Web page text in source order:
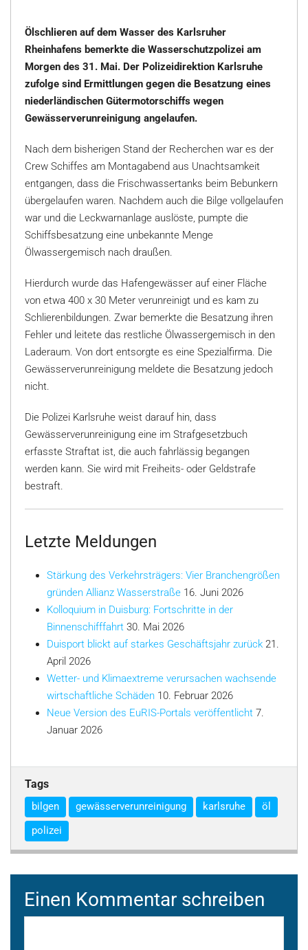
Ölschlieren auf dem Wasser des Karlsruher
Rheinhafens bemerkte die Wasserschutzpolizei am
Morgen des 31. Mai. Der Polizeidirektion Karlsruhe
zufolge sind Ermittlungen gegen die Besatzung eines
niederländischen Gütermotorschiffs wegen
Gewässerverunreinigung angelaufen.
Nach dem bisherigen Stand der Recherchen war es der
Crew Schiffes am Montagabend aus Unachtsamkeit
entgangen, dass die Frischwassertanks beim Bebunkern
übergelaufen waren. Nachdem auch die Bilge vollgelaufen
war und die Leckwarnanlage auslöste, pumpte die
Schiffsbesatzung eine unbekannte Menge
Ölwassergemisch nach draußen.
Hierdurch wurde das Hafengewässer auf einer Fläche
von etwa 400 x 30 Meter verunreinigt und es kam zu
Schlierenbildungen. Zwar bemerkte die Besatzung ihren
Fehler und leitete das restliche Ölwassergemisch in den
Laderaum. Von dort entsorgte es eine Spezialfirma. Die
Gewässerverunreinigung meldete die Besatzung jedoch
nicht.
Die Polizei Karlsruhe weist darauf hin, dass
Gewässerverunreinigung eine im Strafgesetzbuch
erfasste Straftat ist, die auch fahrlässig begangen
werden kann. Sie wird mit Freiheits- oder Geldstrafe
bestraft.
Letzte Meldungen
Stärkung des Verkehrsträgers: Vier Branchengrößen
gründen Allianz Wasserstraße 16. Juni 2026
Kolloquium in Duisburg: Fortschritte in der
Binnenschifffahrt 30. Mai 2026
Duisport blickt auf starkes Geschäftsjahr zurück 21.
April 2026
Wetter- und Klimaextreme verursachen wachsende
wirtschaftliche Schäden 10. Februar 2026
Neue Version des EuRIS-Portals veröffentlicht 7.
Januar 2026
Tags
bilgen gewässerverunreinigung karlsruhe
öl
polizei
Einen Kommentar schreiben